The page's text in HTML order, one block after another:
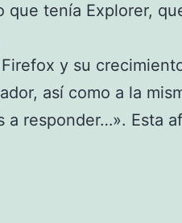
que tenía Explorer,
y su
así como a la
a responder…». Esta